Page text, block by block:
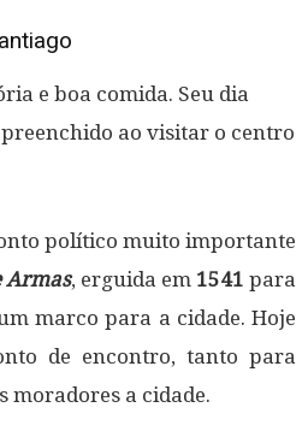
e boa comida. Seu dia
ao visitar o centro
político muito importante
Armas, erguida em1541 para
marco para a cidade. Hoje
de encontro, tanto para
moradores a cidade.